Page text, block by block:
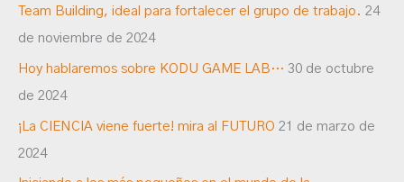
Team Building, ideal para fortalecer el grupo de trabajo. 24
de noviembre de 2024
Hoy hablaremos sobre KODU GAME LAB… 30 de octubre
de 2024
¡La CIENCIA viene fuerte! mira al FUTURO 21 de marzo de
2024